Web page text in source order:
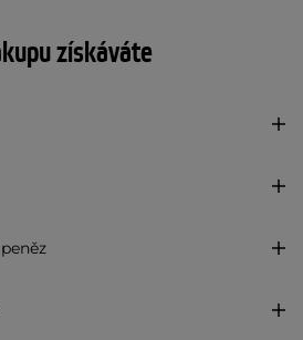
získáváte